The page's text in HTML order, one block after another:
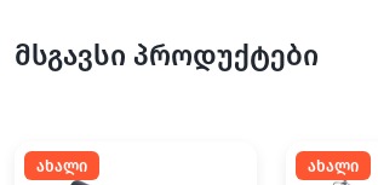
მსგავსი პროდუქტები
ახალი ახალი